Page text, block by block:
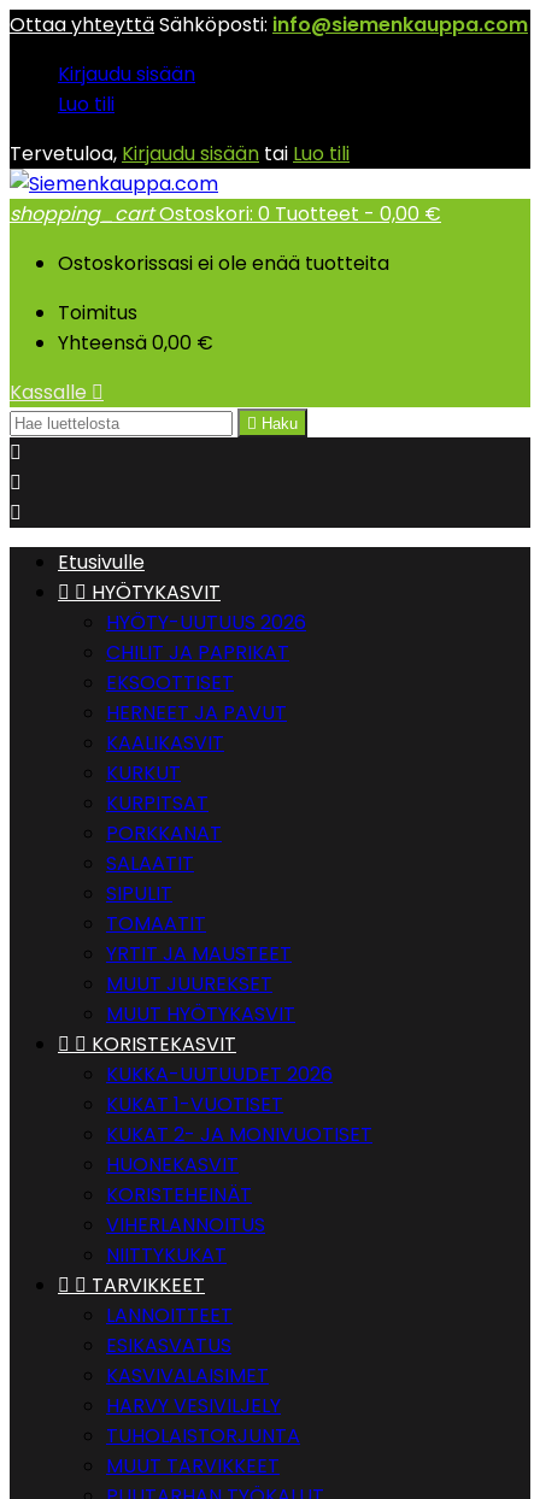
Ottaa yhteyttäSähköposti: info@siemenkauppa.com
Kirjaudu sisään
Luo tili
Tervetuloa, Kirjaudu sisään tai Luo tili
shopping_cartOstoskori: 0 Tuotteet - 0,00 €
Ostoskorissasi ei ole enää tuotteita
Toimitus
Yhteensä0,00 €
Kassalle 
 Haku



Etusivulle
  HYÖTYKASVIT
HYÖTY-UUTUUS 2026
CHILIT JA PAPRIKAT
EKSOOTTISET
HERNEET JA PAVUT
KAALIKASVIT
KURKUT
KURPITSAT
PORKKANAT
SALAATIT
SIPULIT
TOMAATIT
YRTIT JA MAUSTEET
MUUT JUUREKSET
MUUT HYÖTYKASVIT
  KORISTEKASVIT
KUKKA-UUTUUDET 2026
KUKAT 1-VUOTISET
KUKAT 2- JA MONIVUOTISET
HUONEKASVIT
KORISTEHEINÄT
VIHERLANNOITUS
NIITTYKUKAT
  TARVIKKEET
LANNOITTEET
ESIKASVATUS
KASVIVALAISIMET
HARVY VESIVILJELY
TUHOLAISTORJUNTA
MUUT TARVIKKEET